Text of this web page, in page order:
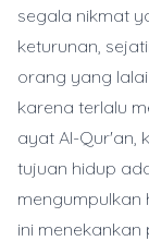
segala nikmat
keturunan,
orang yang
karena terlalu
ayat Al-Qur'an,
tujuan hidup
mengumpulkan
ini